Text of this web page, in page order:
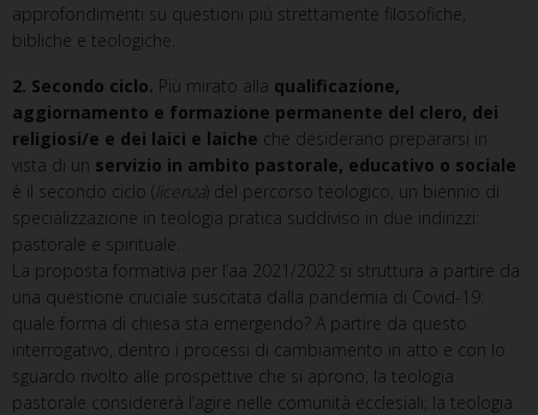
approfondimenti su questioni più strettamente filosofiche,
bibliche e teologiche.
2. Secondo ciclo. Più mirato alla qualificazione,
aggiornamento e formazione permanente del clero, dei
religiosi/e e dei laici e laiche che desiderano prepararsi in
vista di un servizio in ambito pastorale, educativo o sociale
è il secondo ciclo (licenza) del percorso teologico, un biennio di
specializzazione in teologia pratica suddiviso in due indirizzi:
pastorale e spirituale.
La proposta formativa per l’aa 2021/2022 si struttura a partire da
una questione cruciale suscitata dalla pandemia di Covid-19:
quale forma di chiesa sta emergendo? A partire da questo
interrogativo, dentro i processi di cambiamento in atto e con lo
sguardo rivolto alle prospettive che si aprono, la teologia
pastorale considererà l’agire nelle comunità ecclesiali; la teologia